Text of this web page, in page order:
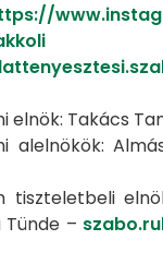
elnök: Takács
alelnökök:
tiszteletbeli
Tünde –